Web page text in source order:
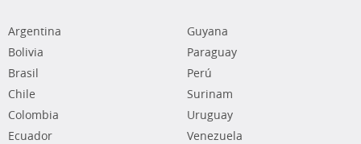
Argentina
Bolivia
Brasil
Chile
Colombia
Ecuador
Guyana
Paraguay
Perú
Surinam
Uruguay
Venezuela